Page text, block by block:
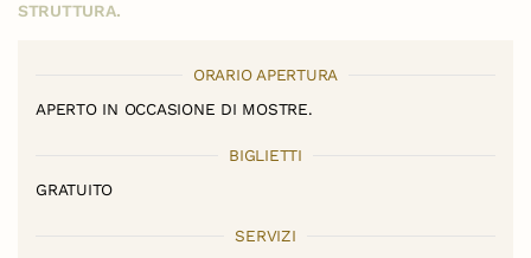
STRUTTURA.
ORARIO APERTURA
APERTO IN OCCASIONE DI MOSTRE.
BIGLIETTI
GRATUITO
SERVIZI